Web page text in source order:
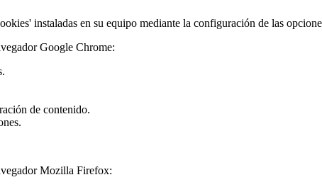
instaladas en su equipo mediante la configuración de las
Google Chrome:
de contenido.
Mozilla Firefox: